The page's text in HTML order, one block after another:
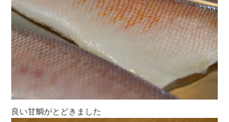
良い甘鯛がとどきました